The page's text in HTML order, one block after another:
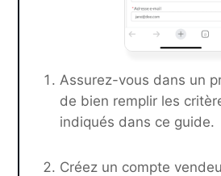
Assurez-vous dans un
de bien remplir les
indiqués dans ce guide.
Créez un compte